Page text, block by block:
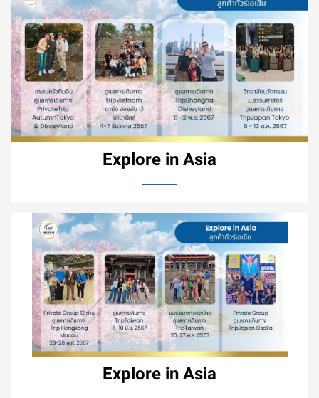
Explore in Asia
Explore in Asia